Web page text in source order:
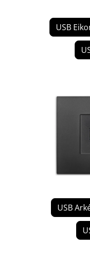
USB
USB